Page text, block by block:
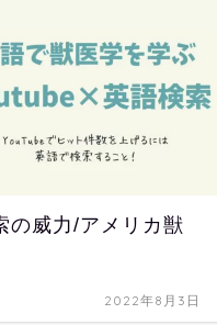
の威力/アメリカ獣
2022年8月3日